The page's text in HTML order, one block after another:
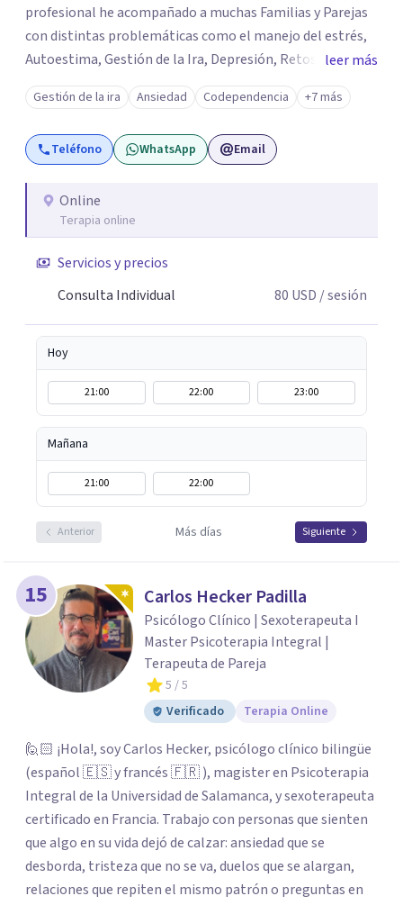
profesional he acompañado a muchas Familias y Parejas
con distintas problemáticas como el manejo del estrés,
Autoestima, Gestión de la Ira, Depresión, Retos en la
Crianza, Codependencia, Celos, entre otros. Cuento con
más de 12 años de experiencia en el área de la Salud
mental y he trabajado en distintos contextos clínicos con
niños, Adolescentes y Adultos
leer más
Gestión de la ira Ansiedad Codependencia +7 más
Teléfono WhatsApp Email
Online
Terapia online
Servicios y precios
Consulta Individual
80 USD / sesión
Hoy
21:00 22:00 23:00
Mañana
21:00 22:00
Anterior Más días Siguiente
15 Carlos Hecker Padilla
Psicólogo Clínico | Sexoterapeuta I
Master Psicoterapia Integral |
Terapeuta de Pareja
5 / 5
Verificado
Terapia Online
🙋🏻 ¡Hola!, soy Carlos Hecker, psicólogo clínico bilingüe
(español 🇪🇸 y francés 🇫🇷 ), magister en Psicoterapia
Integral de la Universidad de Salamanca, y sexoterapeuta
certificado en Francia. Trabajo con personas que sienten
que algo en su vida dejó de calzar: ansiedad que se
desborda, tristeza que no se va, duelos que se alargan,
relaciones que repiten el mismo patrón o preguntas en